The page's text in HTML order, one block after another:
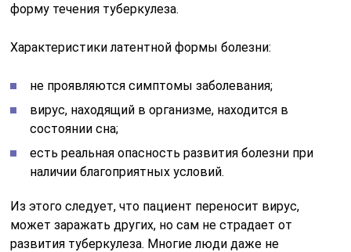
форму течения туберкулеза.
Характеристики латентной формы болезни:
не проявляются симптомы заболевания;
вирус, находящий в организме, находится в
состоянии сна;
есть реальная опасность развития болезни при
наличии благоприятных условий.
Из этого следует, что пациент переносит вирус,
может заражать других, но сам не страдает от
развития туберкулеза. Многие люди даже не